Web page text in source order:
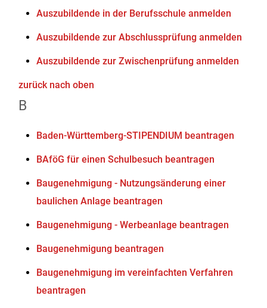
Auszubildende in der Berufsschule anmelden
Auszubildende zur Abschlussprüfung anmelden
Auszubildende zur Zwischenprüfung anmelden
zurück nach oben
B
Baden-Württemberg-STIPENDIUM beantragen
BAföG für einen Schulbesuch beantragen
Baugenehmigung - Nutzungsänderung einer
baulichen Anlage beantragen
Baugenehmigung - Werbeanlage beantragen
Baugenehmigung beantragen
Baugenehmigung im vereinfachten Verfahren
beantragen